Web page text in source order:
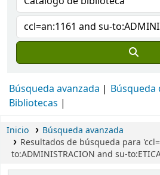
Búsqueda avanzada
Bibliotecas
Inicio
Búsqueda avanzada
Resultados de búsqueda para
to:ADMINISTRACION and su-